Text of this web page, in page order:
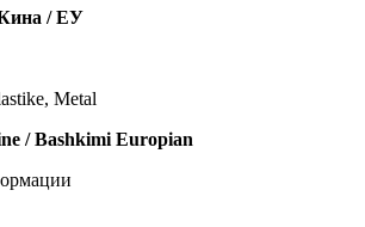
Кина / ЕУ
Metal
/ Bashkimi Europian